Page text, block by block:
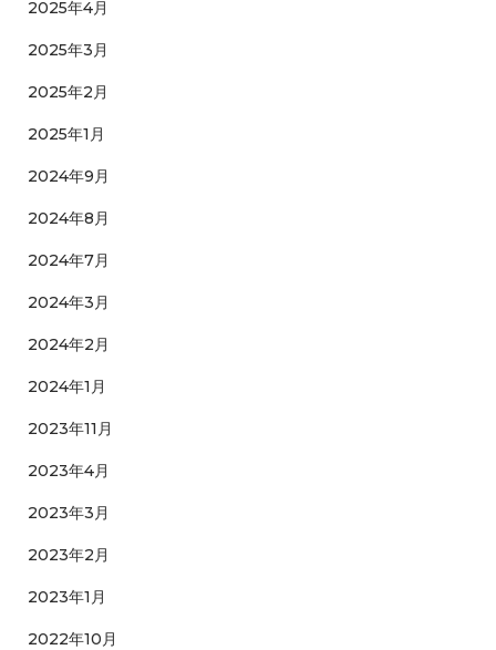
2025年4月
2025年3月
2025年2月
2025年1月
2024年9月
2024年8月
2024年7月
2024年3月
2024年2月
2024年1月
2023年11月
2023年4月
2023年3月
2023年2月
2023年1月
2022年10月